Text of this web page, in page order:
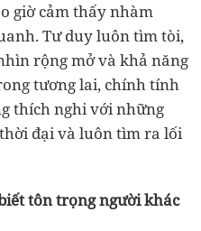
giờ cảm thấy nhàm
Tư duy luôn tìm tòi,
rộng mở và khả năng
tương lai, chính tính
thích nghi với những
đại và luôn tìm ra lối
tôn trọng người khác